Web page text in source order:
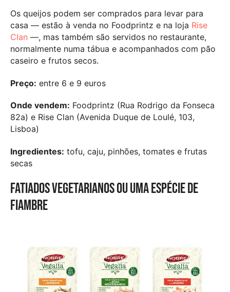
Os queijos podem ser comprados para levar para
casa — estão à venda no Foodprintz e na loja Rise
Clan —, mas também são servidos no restaurante,
normalmente numa tábua e acompanhados com pão
caseiro e frutos secos.
Preço: entre 6 e 9 euros
Onde vendem: Foodprintz (Rua Rodrigo da Fonseca
82a) e Rise Clan (Avenida Duque de Loulé, 103,
Lisboa)
Ingredientes: tofu, caju, pinhões, tomates e frutas
secas
Fatiados vegetarianos ou uma espécie de
fiambre